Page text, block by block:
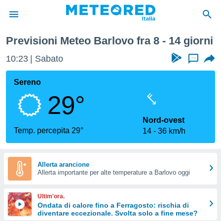
di
per
le
di
Web
le
Previsioni Meteo Barlovo fra 8 - 14 giorni
10:23 Sabato ...
Sereno
29°
Temp. percepita 29°
Nord-ovest
14
36 km/h
Allerta arancione
Allerta importante per alte temperature a Barlovo oggi
Ultim'ora.
Ondata di calore fino a Ferragosto: rischia di
diventare eccezionale. Svolta solo a fine mese?